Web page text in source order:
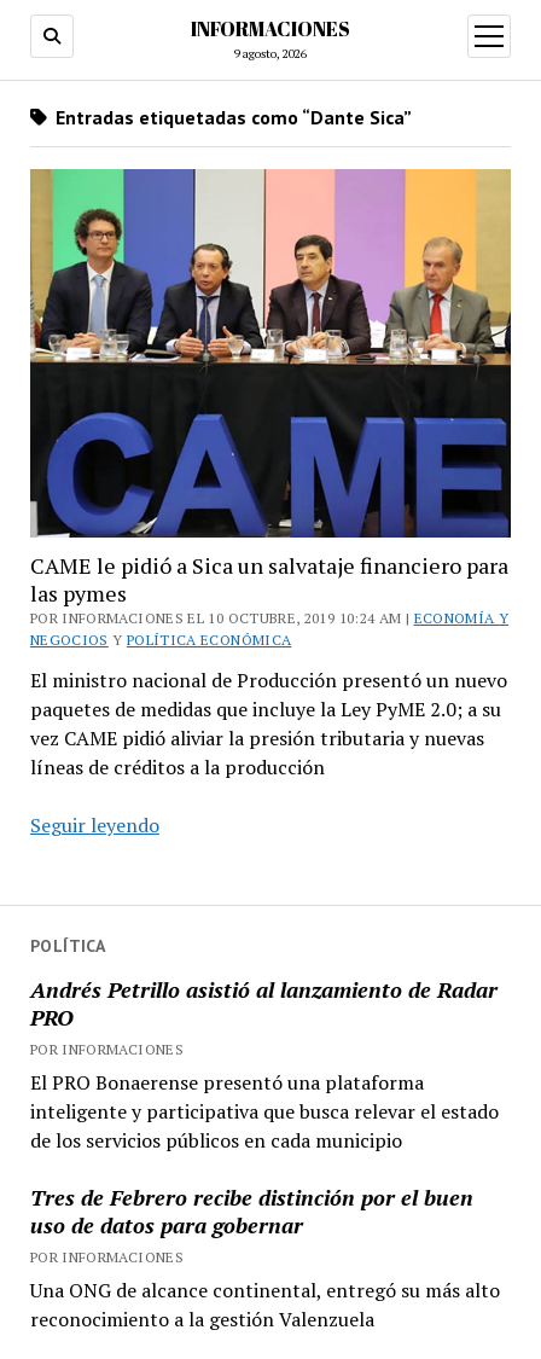
INFORMACIONES
9 agosto, 2026
abrir
menú
POLÍTICA
Andrés Petrillo asistió al lanzamiento de Radar
PRO
POR INFORMACIONES
El PRO Bonaerense presentó una plataforma
inteligente y participativa que busca relevar el estado
de los servicios públicos en cada municipio
Tres de Febrero recibe distinción por el buen
uso de datos para gobernar
POR INFORMACIONES
Una ONG de alcance continental, entregó su más alto
reconocimiento a la gestión Valenzuela
Entradas etiquetadas como “Dante Sica”
CAME le pidió a Sica un salvataje financiero para
las pymes
POR INFORMACIONES EL 10 OCTUBRE, 2019 10:24 AM | ECONOMÍA Y
NEGOCIOS Y POLÍTICA ECONÓMICA
El ministro nacional de Producción presentó un nuevo
paquetes de medidas que incluye la Ley PyME 2.0; a su
vez CAME pidió aliviar la presión tributaria y nuevas
líneas de créditos a la producción
Seguir leyendoCAME
a
salvataje
para
las
pymes